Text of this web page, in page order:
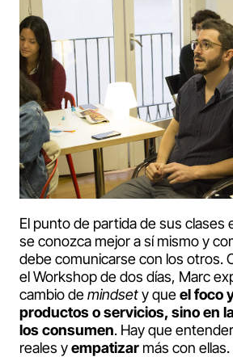
El punto de partida de sus clases
se conozca mejor a sí mismo y
debe comunicarse con los otros.
el Workshop de dos días, Marc
cambio demindsety queel foco
productos o servicios, sino en
los consumen. Hay que
reales yempatizar más con ellas.